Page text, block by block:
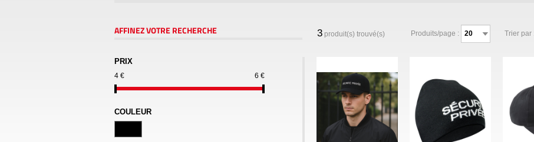
AFFINEZ VOTRE RECHERCHE
PRIX
4 € 6 €
COULEUR
3produit(s) trouvé(s) Produits/page : Trier par :